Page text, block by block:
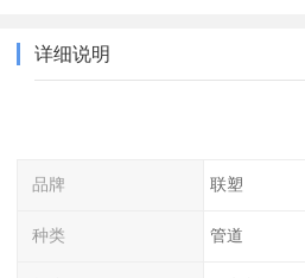
详细说明
品牌 联塑
种类 管道